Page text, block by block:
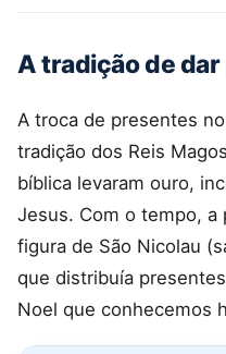
A tradição de
A troca de presentes
tradição dos Reis
bíblica levaram ouro,
Jesus. Com o tempo, a
figura de São Nicolau
que distribuía
Noel que conhecemos